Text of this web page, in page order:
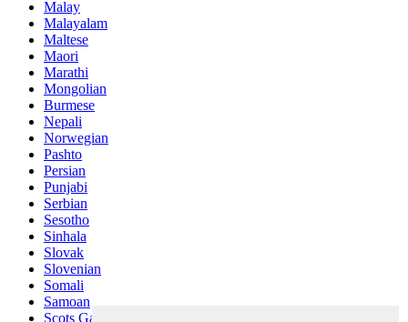
Malay
Malayalam
Maltese
Maori
Marathi
Mongolian
Burmese
Nepali
Norwegian
Pashto
Persian
Punjabi
Serbian
Sesotho
Sinhala
Slovak
Slovenian
Somali
Samoan
Scots Gaelic